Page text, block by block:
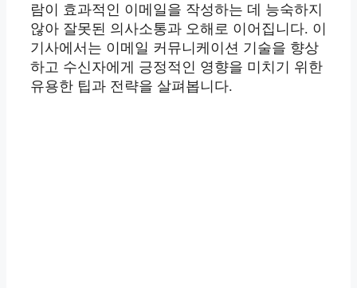
람이 효과적인 이메일을 작성하는 데 능숙하지
않아 잘못된 의사소통과 오해로 이어집니다. 이
기사에서는 이메일 커뮤니케이션 기술을 향상
하고 수신자에게 긍정적인 영향을 미치기 위한
유용한 팁과 전략을 살펴봅니다.